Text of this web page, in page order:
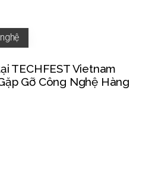
TECHFEST Vietnam
Gỡ Công Nghệ Hàng